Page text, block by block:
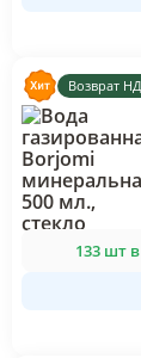
Возврат
133 шт